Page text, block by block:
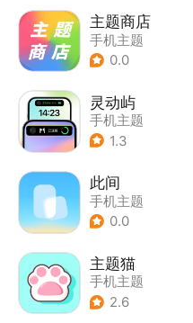
主题商店
手机主题
0.0
灵动屿
手机主题
1.3
此间
手机主题
0.0
主题猫
手机主题
2.6